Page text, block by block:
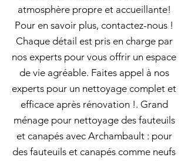
atmosphère propre et accueillante!
Pour en savoir plus, contactez-nous !
Chaque détail est pris en charge par
nos experts pour vous offrir un espace
de vie agréable. Faites appel à nos
experts pour un nettoyage complet et
efficace après rénovation !. Grand
ménage pour nettoyage des fauteuils
et canapés avec Archambault : pour
des fauteuils et canapés comme neufs